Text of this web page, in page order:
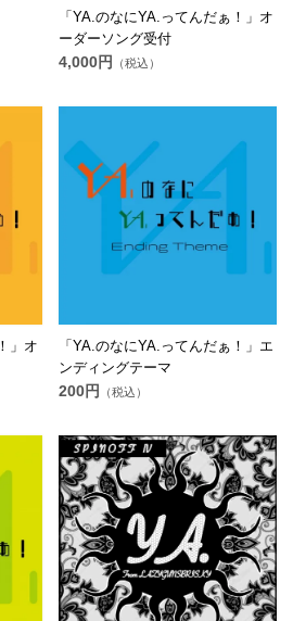
「YA.のなにYA.ってんだぁ！」オ
ーダーソング受付
4,000円 （税込）
」オ
「YA.のなにYA.ってんだぁ！」エ
ンディングテーマ
200円 （税込）